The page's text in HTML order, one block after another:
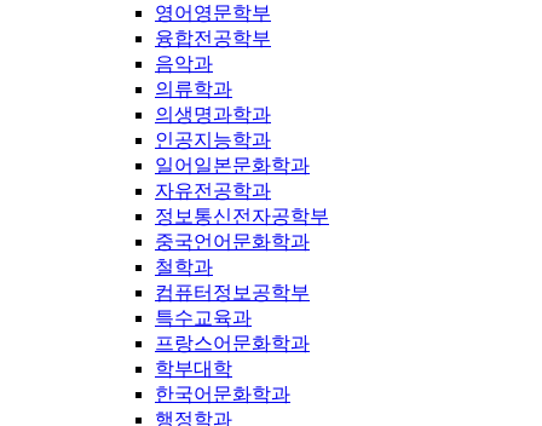
영어영문학부
융합전공학부
음악과
의류학과
의생명과학과
인공지능학과
일어일본문화학과
자유전공학과
정보통신전자공학부
중국언어문화학과
철학과
컴퓨터정보공학부
특수교육과
프랑스어문화학과
학부대학
한국어문화학과
행정학과